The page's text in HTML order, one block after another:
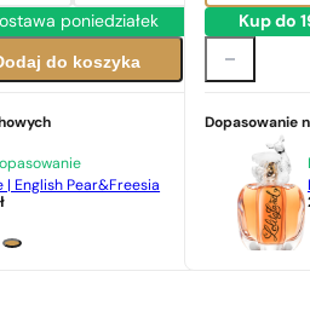
poniedziałek
do koszyka
| English Pear&Freesia
Kup do
Dopasowanie